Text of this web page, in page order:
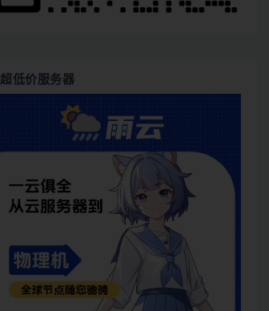
超低价服务器